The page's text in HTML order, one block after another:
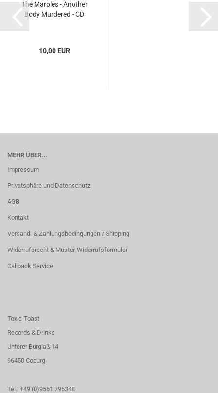
The Marples - Another
Body Murdered - CD
10,00 EUR
MEHR ÜBER...
Impressum
Privatsphäre und Datenschutz
AGB
Kontakt
Versand- & Zahlungsbedingungen / Shipping
Widerrufsrecht & Muster-Widerrufsformular
Callback Service
Toxic-Toast
Records & Drinks
Unterer Bürglaß 14
96450 Coburg
Tel.: +49 (0)9561 795348